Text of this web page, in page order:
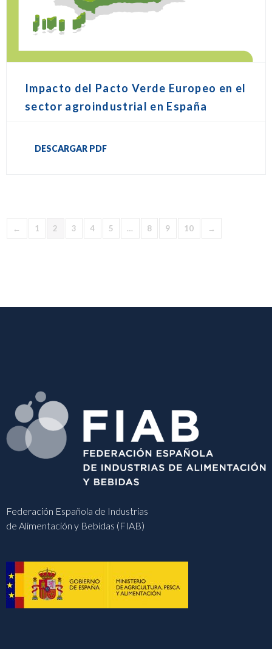
Impacto del Pacto Verde Europeo en el
sector agroindustrial en España
DESCARGAR PDF
← 1 2 3 4 5 … 8 9 10 →
Federación Española de Industrias
de Alimentación y Bebidas (FIAB)